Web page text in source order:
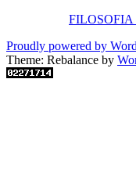
FILOSOFIA
Proudly powered by
Theme: Rebalance by